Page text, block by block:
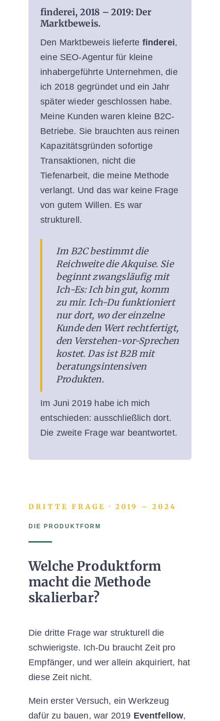
finderei, 2018 – 2019: Der
Marktbeweis.
Den Marktbeweis lieferte finderei,
eine SEO-Agentur für kleine
inhabergeführte Unternehmen, die
ich 2018 gegründet und ein Jahr
später wieder geschlossen habe.
Meine Kunden waren kleine B2C-
Betriebe. Sie brauchten aus reinen
Kapazitätsgründen sofortige
Transaktionen, nicht die
Tiefenarbeit, die meine Methode
verlangt. Und das war keine Frage
von gutem Willen. Es war
strukturell.
Im B2C bestimmt die
Reichweite die Akquise. Sie
beginnt zwangsläufig mit
Ich-Es: Ich bin gut, komm
zu mir. Ich-Du funktioniert
nur dort, wo der einzelne
Kunde den Wert rechtfertigt,
den Verstehen-vor-Sprechen
kostet. Das ist B2B mit
beratungsintensiven
Produkten.
Im Juni 2019 habe ich mich
entschieden: ausschließlich dort.
Die zweite Frage war beantwortet.
DRITTE FRAGE · 2019 – 2024
DIE PRODUKTFORM
Welche Produktform
macht die Methode
skalierbar?
Die dritte Frage war strukturell die
schwierigste. Ich-Du braucht Zeit pro
Empfänger, und wer allein akquiriert, hat
diese Zeit nicht.
Mein erster Versuch, ein Werkzeug
dafür zu bauen, war 2019 Eventfellow,